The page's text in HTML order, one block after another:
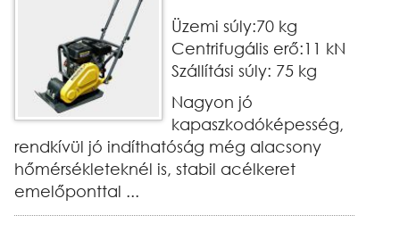
Üzemi súly:70 kg
Centrifugális erő:11 kN
Szállítási súly: 75 kg
Nagyon jó
kapaszkodóképesség,
rendkívül jó indíthatóság még alacsony
hőmérsékleteknél is, stabil acélkeret
emelőponttal ...